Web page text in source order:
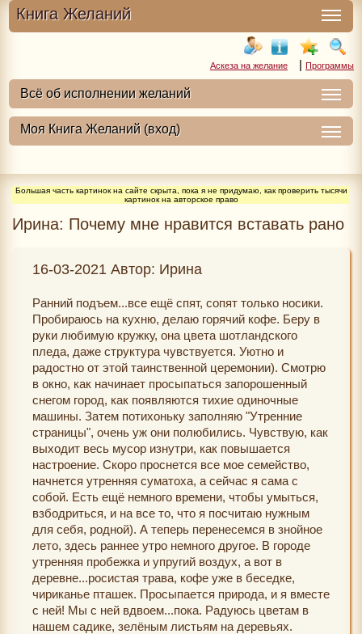
Книга Желаний
Аскеза на желание | Программы
Большая часть картинок на сайте скрыта, пока я не придумаю, как проверить тысячи
картинок на авторское право
Ирина: Почему мне нравится вставать рано
16-03-2021 Автор: Ирина
Ранний подъем...все ещё спят, сопят только носики.
Пробираюсь на кухню, делаю горячий кофе. Беру в
руки любимую кружку, она цвета шотландского
пледа, даже структура чувствуется. Уютно и
радостно от этой таинственной церемонии). Смотрю
в окно, как начинает просыпаться запорошенный
снегом город, как появляются тихие одиночные
машины. Затем потихоньку заполняю "Утренние
страницы", очень уж они полюбились. Чувствую, как
выходит весь мусор изнутри, как повышается
настроение. Скоро проснется все мое семейство,
начнется утренняя суматоха, а сейчас я сама с
собой. Есть ещё немного времени, чтобы умыться,
взбодриться, и на все то, что я посчитаю нужным
для себя, родной). А теперь перенесемся в знойное
лето, здесь раннее утро немного другое. В городе
утренняя пробежка и упругий воздух, а вот в
деревне...росистая трава, кофе уже в беседке,
чириканье пташек. Просыпается природа, и я вместе
с ней! Мы с ней вдвоем...пока. Радуюсь цветам в
нашем садике, зелёным листьям на деревьях.